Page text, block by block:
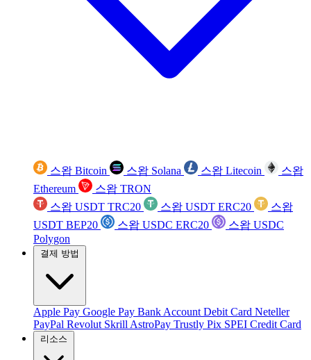
스왑 Bitcoin 스왑 Solana 스왑 Litecoin
스왑
Ethereum
스왑 TRON
스왑 USDT TRC20
스왑 USDT ERC20
스왑
USDT BEP20
스왑 USDC ERC20
스왑 USDC
Polygon
결제 방법
Apple Pay Google Pay Bank Account Debit Card Neteller
PayPal Revolut Skrill AstroPay Trustly Pix SPEI Credit Card
리소스